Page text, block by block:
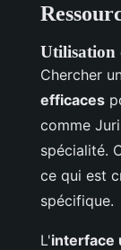
Utilisation
Chercher
efficaces
comme
spécialité.
ce qui est
spécifique.
L'interface